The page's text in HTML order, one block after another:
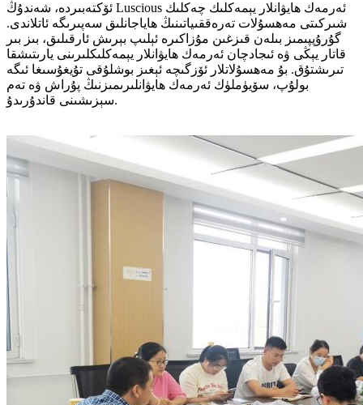
ئۆكتەبىردە، شەندۇڭ Luscious ئەرمەك ھايۋانلار يېمەكلىك چەكلىك
شىركىتى مەھسۇلات تەرەققىياتىنىڭ ھاياجانلىق سەپىرىگە ئاتلاندى.
گۇرۇپپىمىز بىلەن قىزغىن مۇزاكىرە ئېلىپ بېرىش ئارقىلىق، بىز بىر
قاتار يېڭى ۋە ئىجادچان ئەرمەك ھايۋانلار يېمەكلىكلىرىنى يارىتىشقا
تىرىشتۇق. بۇ مەھسۇلاتلار ئۆزگىچە ئېغىز بوشلۇقى تۇيغۇسىغا ئىگە
بولۇپ، سۆيۈملۈك ئەرمەك ھايۋانلىرىمىزنىڭ پۇراش ۋە تەم
سېزىشىنى قاندۇرىدۇ.